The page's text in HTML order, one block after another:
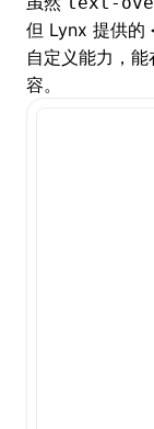
但 Lynx 提供的
自定义能力，能
容。